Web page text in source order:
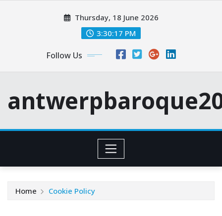
Thursday, 18 June 2026
3:30:18 PM
Follow Us
Home Cookie Policy